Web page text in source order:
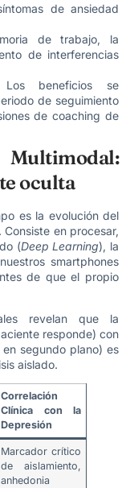
de ansiedad
de trabajo, la
de interferencias
beneficios se
de seguimiento
de coaching de
oculta
es la evolución del
Consiste en procesar,
(Deep Learning), la
smartphones
de que el propio
revelan que la
responde) con
segundo plano) es
aislado.
Correlación
Clínica con la
Depresión
Marcador crítico
de aislamiento,
anhedonia